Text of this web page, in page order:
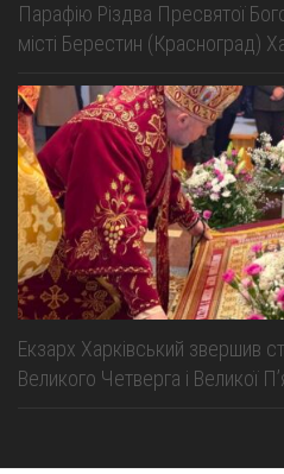
Парафію Різдва Пресвятої
місті Берестин (Красноград)
Екзарх Харківський звершив
Великого Четверга і Великої